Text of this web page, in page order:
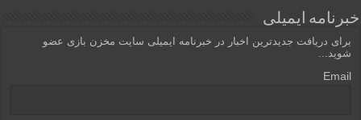
خبرنامه ایمیلی
برای دریافت جدیدترین اخبار در خبرنامه ایمیلی سایت مخزن بازی عضو
شوید...
Email